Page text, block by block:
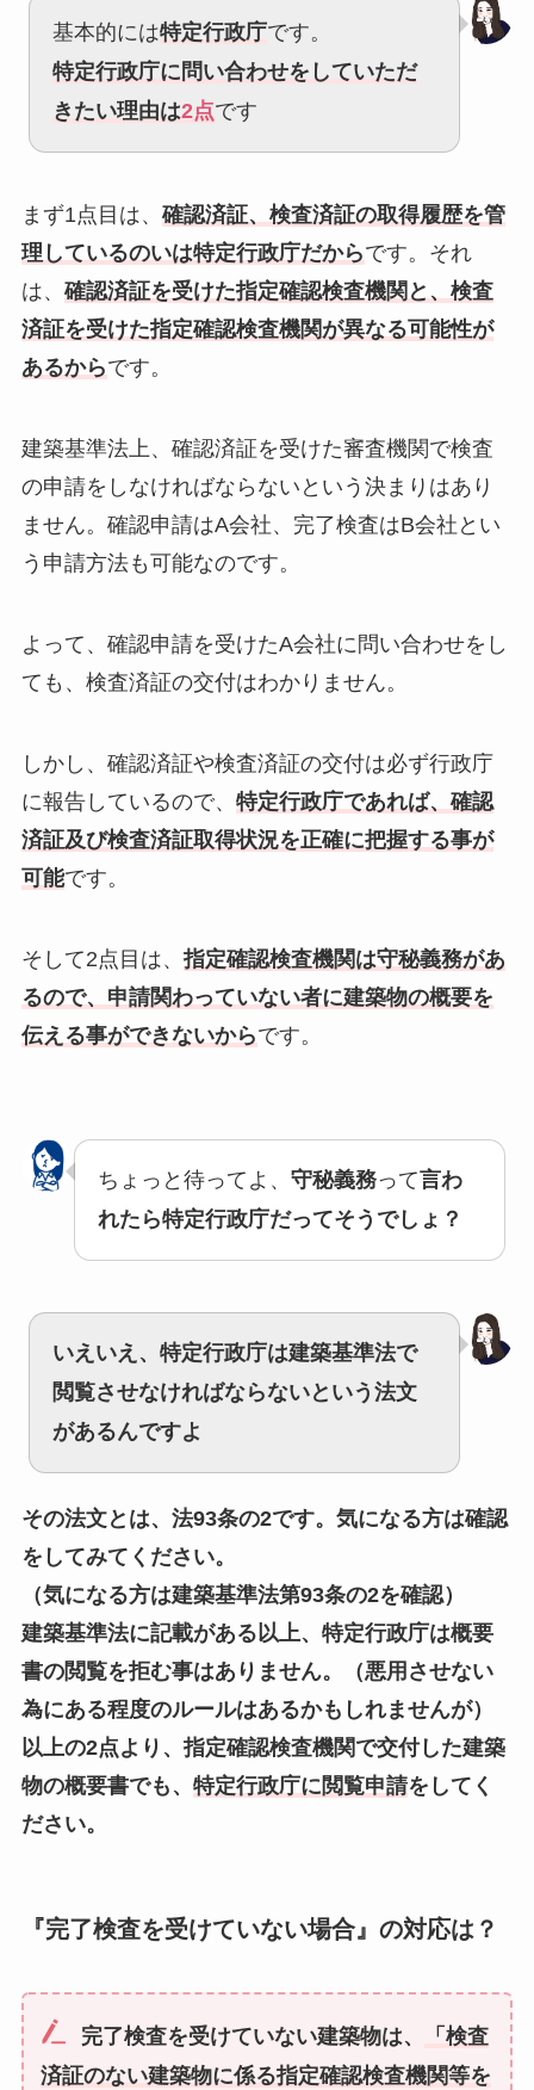
基本的には特定行政庁です。
特定行政庁に問い合わせをしていただ
きたい理由は2点です
まず1点目は、 確認済証、検査済証の取得履歴を管
理しているのいは特定行政庁だからです。 それ
は、 確認済証を受けた指定確認検査機関と、検査
済証を受けた指定確認検査機関が異なる可能性が
あるからです。
建築基準法上、確認済証を受けた審査機関で検査
の申請をしなければならないという決まりはあり
ません。確認申請はA会社、完了検査はB会社とい
う申請方法も可能なのです。
よって、確認申請を受けたA会社に問い合わせをし
ても、検査済証の交付はわかりません。
しかし、確認済証や検査済証の交付は必ず行政庁
に報告しているので、 特定行政庁であれば、確認
済証及び検査済証取得状況を正確に把握する事が
可能です。
そして2点目は、 指定確認検査機関は守秘義務があ
るので、申請関わっていない者に建築物の概要を
伝える事ができないからです。
ちょっと待ってよ、 守秘義務って言わ
れたら特定行政庁だってそうでしょ？
いえいえ、 特定行政庁は建築基準法で
閲覧させなければならないという法文
があるんですよ
その法文とは、法93条の2です。気になる方は確認
をしてみてください。
（気になる方は建築基準法第93条の2を確認）
建築基準法に記載がある以上、特定行政庁は概要
書の閲覧を拒む事はありません。（悪用させない
為にある程度のルールはあるかもしれませんが）
以上の2点より、指定確認検査機関で交付した建築
物の概要書でも、 特定行政庁に閲覧申請をしてく
ださい。
『完了検査を受けていない場合』の対応は？
完了検査を受けていない建築物は、
「検査
済証のない建築物に係る指定確認検査機関等を